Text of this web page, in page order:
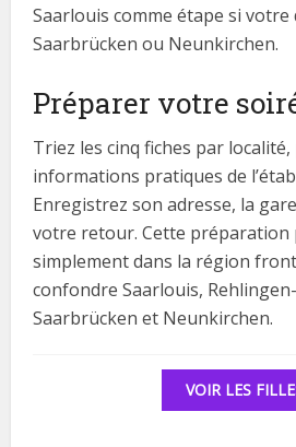
Saarlouis comme étape si
Saarbrücken ou Neunkirchen.
Préparer votre
Triez les cinq fiches par
informations pratiques de
Enregistrez son adresse, la
votre retour. Cette préparation
simplement dans la région
confondre Saarlouis,
Saarbrücken et Neunkirchen.
VOIR LES